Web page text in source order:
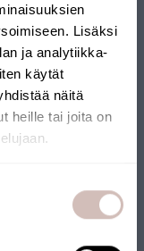
Lisäksi
ja analytiikka-
käytät
näitä
heille tai joita on
au robinet